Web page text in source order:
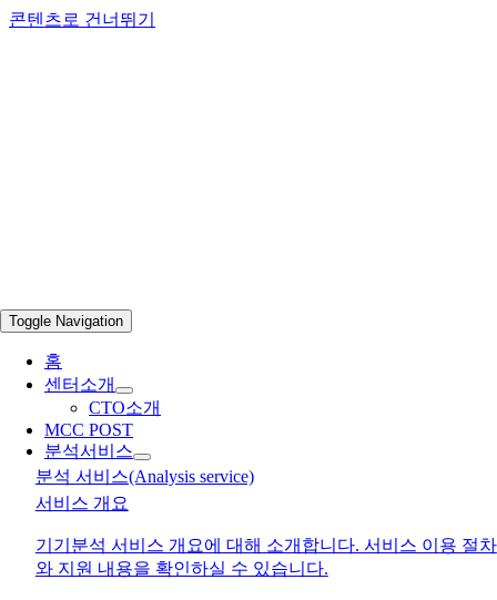
콘텐츠로 건너뛰기
Toggle Navigation
홈
센터소개
CTO소개
MCC POST
분석서비스
분석 서비스(Analysis service)
서비스 개요
기기분석 서비스 개요에 대해 소개합니다. 서비스 이용 절차
와 지원 내용을 확인하실 수 있습니다.